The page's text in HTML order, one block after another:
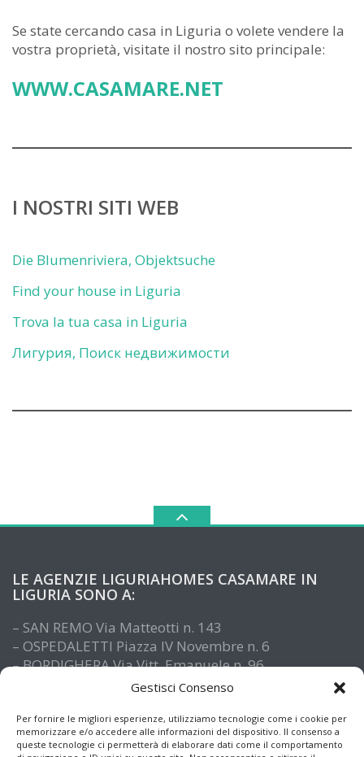
Gestisci Consenso
Per fornire le migliori esperienze, utilizziamo tecnologie come i cookie per
memorizzare e/o accedere alle informazioni del dispositivo. Il consenso a
queste tecnologie ci permetterà di elaborare dati come il comportamento
Se state cercando casa in Liguria o volete vendere la
vostra proprietà, visitate il nostro sito principale:
WWW.CASAMARE.NET
I NOSTRI SITI WEB
Die Blumenriviera, Objektsuche
Find your house in Liguria
Trova la tua casa in Liguria
Лигурия, Поиск недвижимости
LE AGENZIE LIGURIAHOMES CASAMARE IN
LIGURIA SONO A:
– SAN REMO Via Matteotti n. 143
– OSPEDALETTI Piazza IV Novembre n. 6
– BORDIGHERA Via Vitt. Emanuele n. 96
– IMPERIA Piazza De Amicis n. 15
– ALASSIO Via XX Settembre n. 61